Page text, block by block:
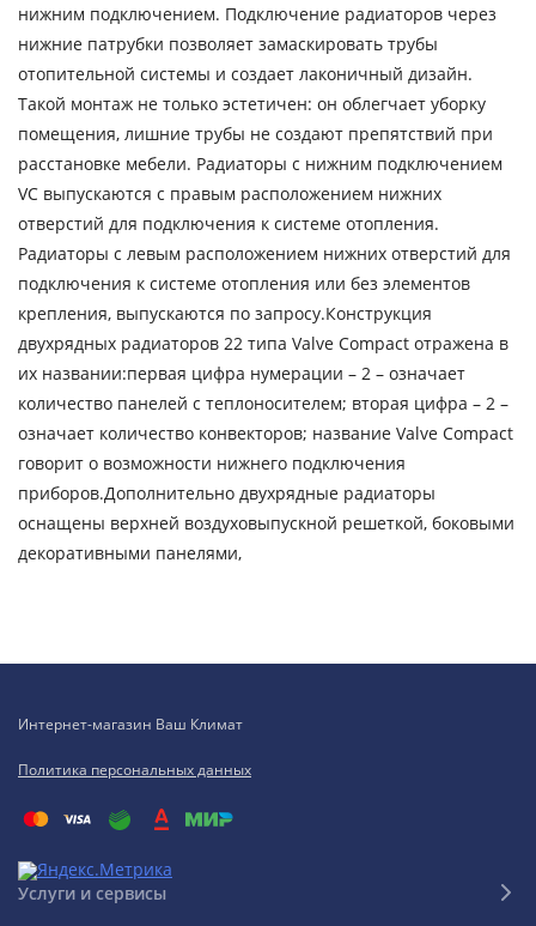
нижним подключением. Подключение радиаторов через
нижние патрубки позволяет замаскировать трубы
отопительной системы и создает лаконичный дизайн.
Такой монтаж не только эстетичен: он облегчает уборку
помещения, лишние трубы не создают препятствий при
расстановке мебели. Радиаторы с нижним подключением
VC выпускаются с правым расположением нижних
отверстий для подключения к системе отопления.
Радиаторы с левым расположением нижних отверстий для
подключения к системе отопления или без элементов
крепления, выпускаются по запросу.Конструкция
двухрядных радиаторов 22 типа Valve Compact отражена в
их названии:первая цифра нумерации – 2 – означает
количество панелей с теплоносителем; вторая цифра – 2 –
означает количество конвекторов; название Valve Compact
говорит о возможности нижнего подключения
приборов.Дополнительно двухрядные радиаторы
оснащены верхней воздуховыпускной решеткой, боковыми
декоративными панелями,
Интернет-магазин Ваш Климат
Политика персональных данных
Услуги и сервисы